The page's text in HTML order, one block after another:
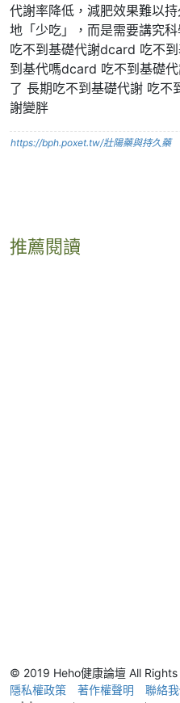
代謝率降低，減肥效果難以
地「少吃」，而是需要講究科
吃不到基礎代謝dcard 吃不
到基代嗎dcard 吃不到基礎
了 長期吃不到基礎代謝 吃
謝變胖
https://bph.poxet.tw/壯陽藥與持久藥
推薦閱讀
© 2019 Heho健康論壇 All
隱私權政策
著作權聲明 聯絡